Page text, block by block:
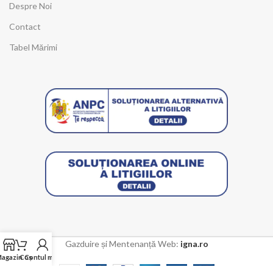
Despre Noi
Contact
Tabel Mărimi
Gazduire și Mentenanță Web: igna.ro
Coș
Contul meu